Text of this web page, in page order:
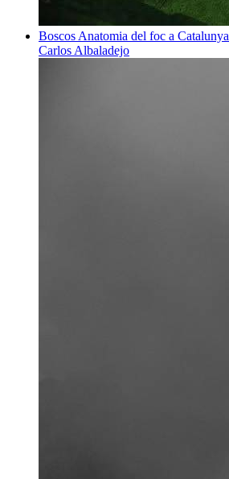
Boscos Anatomia del foc a Catalunya
Carlos Albaladejo